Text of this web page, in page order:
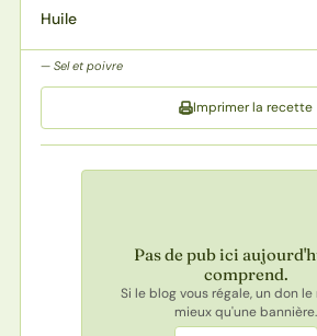
Huile
Sel et poivre
Imprimer la recette
Pas de pub ici
comprend.
Si le blog vous régale, un don
mieux qu'une bannière.